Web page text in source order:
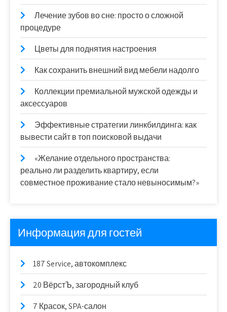
Лечение зубов во сне: просто о сложной
процедуре
Цветы для поднятия настроения
Как сохранить внешний вид мебели надолго
Коллекции премиальной мужской одежды и
аксессуаров
Эффективные стратегии линкбилдинга: как
вывести сайт в топ поисковой выдачи
«Желание отдельного пространства:
реально ли разделить квартиру, если
совместное проживание стало невыносимым?»
Информация для гостей
187 Service, автокомплекс
20 ВёрстЪ, загородный клуб
7 Красок, SPA-салон